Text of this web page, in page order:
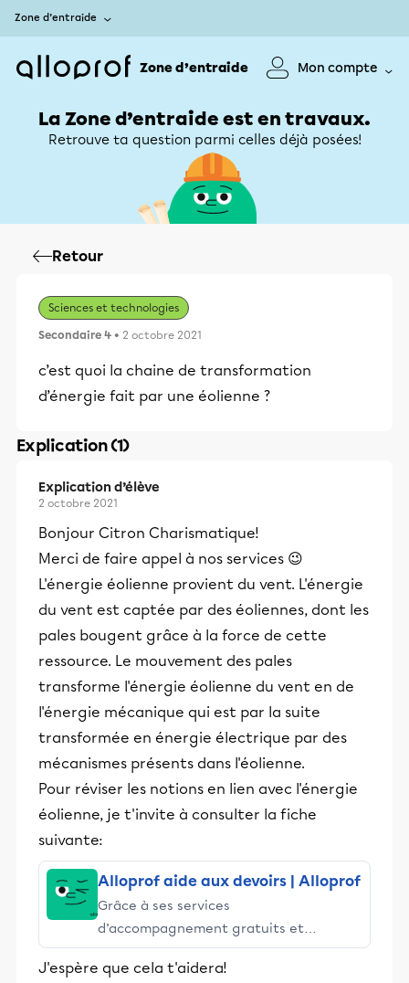
Zone d’entraide
Zone d’entraide Mon compte
La Zone d’entraide est en travaux.
Retrouve ta question parmi celles déjà posées!
Retour
Sciences et technologies
Secondaire 4 • 2 octobre 2021
c’est quoi la chaine de transformation
d’énergie fait par une éolienne ?
Explication (1)
Explication d’élève
2 octobre 2021
Bonjour Citron Charismatique!
Merci de faire appel à nos services 😉
L'énergie éolienne provient du vent. L'énergie
du vent est captée par des éoliennes, dont les
pales bougent grâce à la force de cette
ressource. Le mouvement des pales
transforme l'énergie éolienne du vent en de
l'énergie mécanique qui est par la suite
transformée en énergie électrique par des
mécanismes présents dans l'éolienne.
Pour réviser les notions en lien avec l'énergie
éolienne, je t'invite à consulter la fiche
suivante:
Alloprof aide aux devoirs | Alloprof
Grâce à ses services
d’accompagnement gratuits et
stimulants, Alloprof engage les élèves
et leurs parents dans la réussite
J'espère que cela t'aidera!